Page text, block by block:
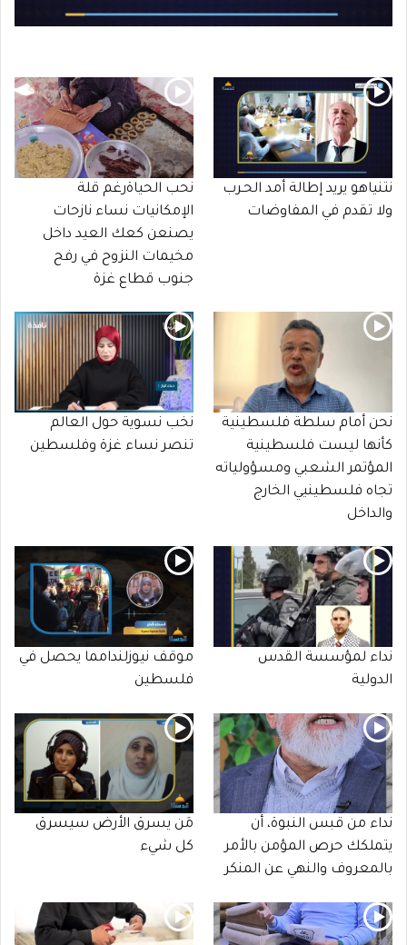
نتنياهو يريد إطالة أمد الحـرب
ولا تقدم في المفاوضات
نحب الحياةرغم قلة
الإمكانيات نساء نازحات
يصنعن كعك العيد داخل
مخيمات النزوح في رفح
جنوب قطاع غزة
نحن أمام سلطة فلسطينية
كأنها ليست فلسطينية
المؤتمر الشعبي ومسؤولياته
تجاه فلسطينيي الخارج
والداخل
نخب نسوية حول العالم
تنصر نساء غزة وفلسطين
نداء لمؤسسة القدس
الدولية
موقف نيوزلندامما يحصل في
فلسطين
نداء من قبس النبوة، أن
يتملكك حرص المؤمن بالأمر
بالمعروف والنهي عن المنكر
مَن يسرق الأرض سيسرق
كل شيء